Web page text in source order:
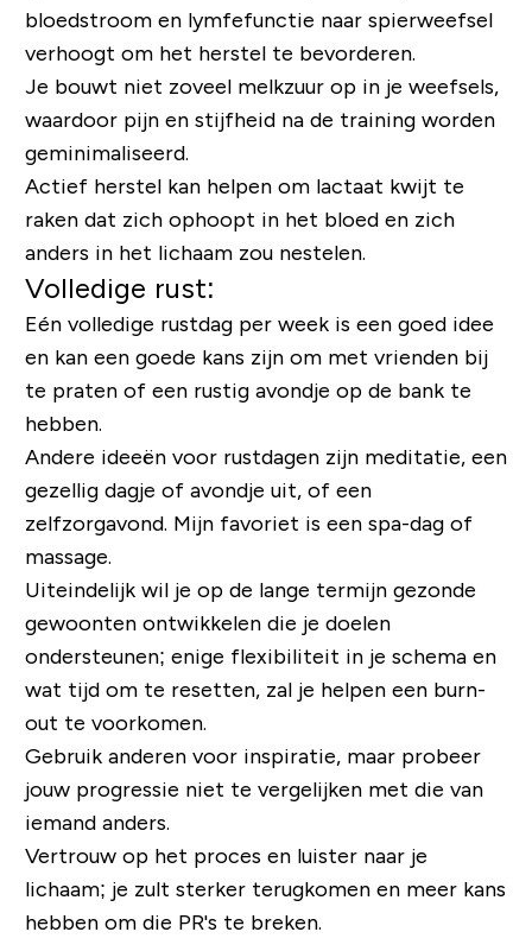
bloedstroom en lymfefunctie naar spierweefsel
verhoogt om het herstel te bevorderen.
Je bouwt niet zoveel melkzuur op in je weefsels,
waardoor pijn en stijfheid na de training worden
geminimaliseerd.
Actief herstel kan helpen om lactaat kwijt te
raken dat zich ophoopt in het bloed en zich
anders in het lichaam zou nestelen.
Volledige rust:
Eén volledige rustdag per week is een goed idee
en kan een goede kans zijn om met vrienden bij
te praten of een rustig avondje op de bank te
hebben.
Andere ideeën voor rustdagen zijn meditatie, een
gezellig dagje of avondje uit, of een
zelfzorgavond. Mijn favoriet is een spa-dag of
massage.
Uiteindelijk wil je op de lange termijn gezonde
gewoonten ontwikkelen die je doelen
ondersteunen; enige flexibiliteit in je schema en
wat tijd om te resetten, zal je helpen een burn-
out te voorkomen.
Gebruik anderen voor inspiratie, maar probeer
jouw progressie niet te vergelijken met die van
iemand anders.
Vertrouw op het proces en luister naar je
lichaam; je zult sterker terugkomen en meer kans
hebben om die PR's te breken.